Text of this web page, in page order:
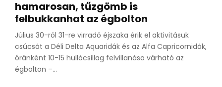
hamarosan, tűzgömb is
felbukkanhat az égbolton
Július 30-ról 31-re virradó éjszaka érik el aktivitásuk
csúcsát a Déli Delta Aquaridák és az Alfa Capricornidák,
óránként 10-15 hullócsillag felvillanása várható az
égbolton –...